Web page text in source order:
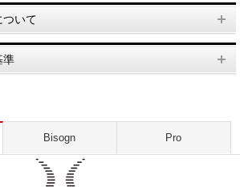
いて
準
Bisogn Pro